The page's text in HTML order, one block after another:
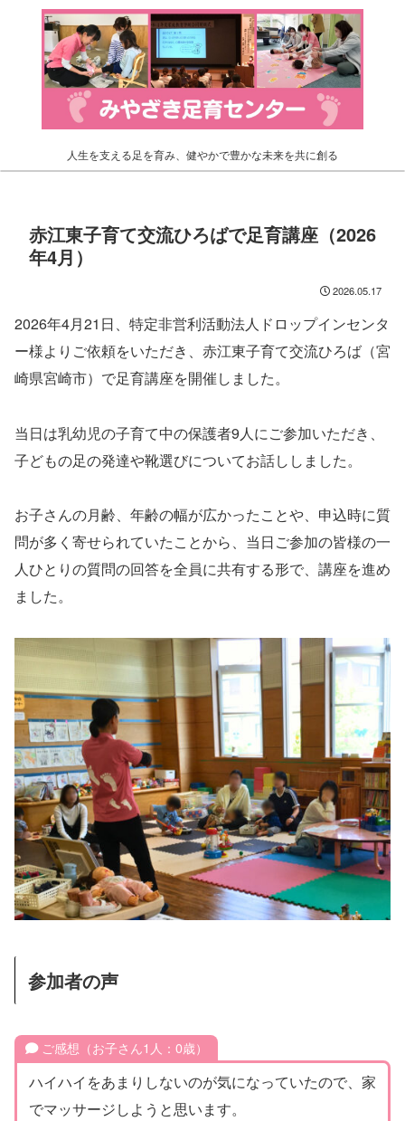
人生を支える足を育み、健やかで豊かな未来を共に創る
赤江東子育て交流ひろばで足育講座（2026
年4月）
2026.05.17
2026年4月21日、特定非営利活動法人ドロップインセンタ
ー様よりご依頼をいただき、赤江東子育て交流ひろば（宮
崎県宮崎市）で足育講座を開催しました。
当日は乳幼児の子育て中の保護者9人にご参加いただき、
子どもの足の発達や靴選びについてお話ししました。
お子さんの月齢、年齢の幅が広かったことや、申込時に質
問が多く寄せられていたことから、当日ご参加の皆様の一
人ひとりの質問の回答を全員に共有する形で、講座を進め
ました。
参加者の声
ご感想（お子さん1人：0歳）
ハイハイをあまりしないのが気になっていたので、家
でマッサージしようと思います。